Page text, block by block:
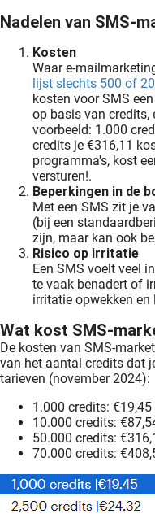
Nadelen van SMS-
Kosten
Waar e-
lijst slechts 500 of
kosten voor SMS
op basis van credits,
voorbeeld: 1.000
credits je €316,11
programma's, ‌kost
versturen!.
Beperkingen in de
Met een SMS zit je
(bij een
zijn, maar kan ook
Risico op irritatie
Een SMS voelt veel
te vaak benadert of
irritatie opwekken
Wat kost SMS-
De kosten van SMS-
van het aantal credits dat
tarieven (november 2024):
1.000 credits: €19,45
10.000 credits:
50.000 credits:
70.000 credits: